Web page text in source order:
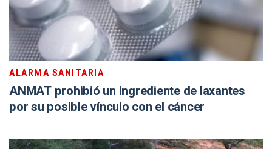
ALARMA SANITARIA
ANMAT prohibió un ingrediente de laxantes
por su posible vínculo con el cáncer